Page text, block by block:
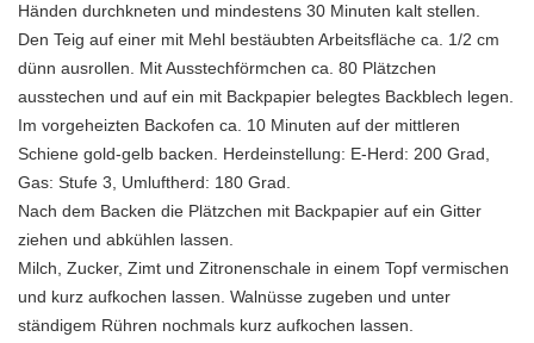
Händen durchkneten und mindestens 30 Minuten kalt stellen.
Den Teig auf einer mit Mehl bestäubten Arbeitsfläche ca. 1/2 cm
dünn ausrollen. Mit Ausstechförmchen ca. 80 Plätzchen
ausstechen und auf ein mit Backpapier belegtes Backblech legen.
Im vorgeheizten Backofen ca. 10 Minuten auf der mittleren
Schiene gold-gelb backen. Herdeinstellung: E-Herd: 200 Grad,
Gas: Stufe 3, Umluftherd: 180 Grad.
Nach dem Backen die Plätzchen mit Backpapier auf ein Gitter
ziehen und abkühlen lassen.
Milch, Zucker, Zimt und Zitronenschale in einem Topf vermischen
und kurz aufkochen lassen. Walnüsse zugeben und unter
ständigem Rühren nochmals kurz aufkochen lassen.